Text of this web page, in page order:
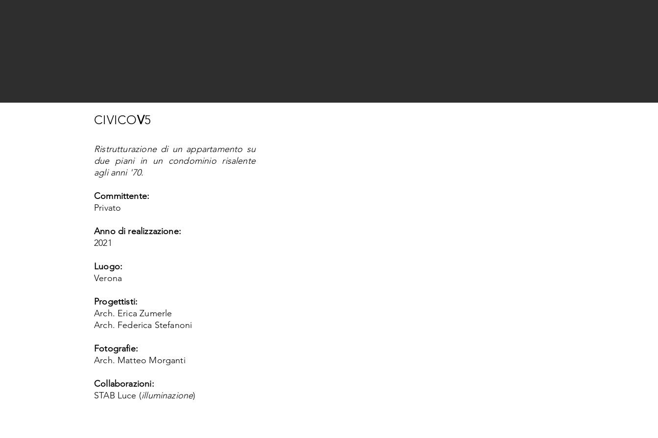
CIVICOV5
Ristrutturazione di un appartamento su
due piani in un condominio risalente
agli anni '70.
Committente:
Privato
Anno di realizzazione:
2021
Luogo:
Verona
Progettisti:
Arch. Erica Zumerle
Arch. Federica Stefanoni
Fotografie:
Arch. Matteo Morganti
Collaborazioni:
STAB Luce (illuminazione)